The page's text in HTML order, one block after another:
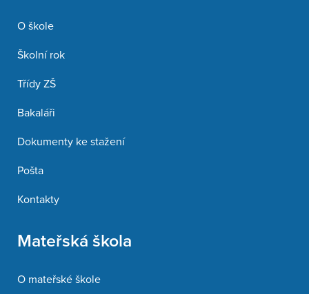
O škole
Školní rok
Třídy ZŠ
Bakaláři
Dokumenty ke stažení
Pošta
Kontakty
Mateřská škola
O mateřské škole